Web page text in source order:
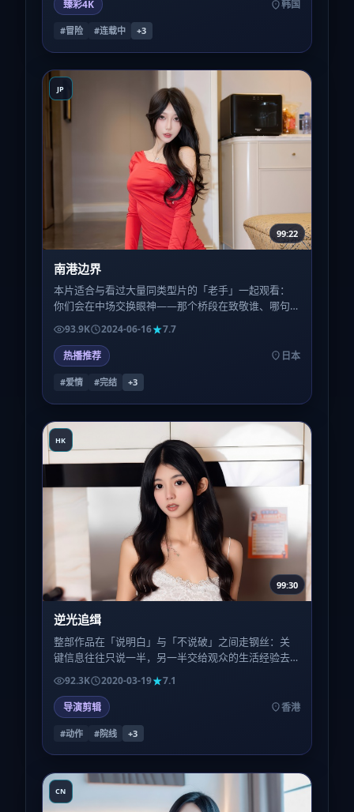
臻彩4K
韩国
#冒险 #连载中 +3
JP
99:22
南港边界
本片适合与看过大量同类型片的「老手」一起观看：
你们会在中场交换眼神——那个桥段在致敬谁、哪句
台词反讽了哪种陈腔滥调，会成为额外的乐趣层。
93.9K 2024-06-16
7.7
热播推荐
日本
#爱情 #完结 +3
HK
99:30
逆光追缉
整部作品在「说明白」与「不说破」之间走钢丝：关
键信息往往只说一半，另一半交给观众的生活经验去
填。喜欢被喂到嘴里的叙事，可能会略感疲惫；反之
则会上瘾。
92.3K 2020-03-19
7.1
导演剪辑
香港
#动作 #院线 +3
CN